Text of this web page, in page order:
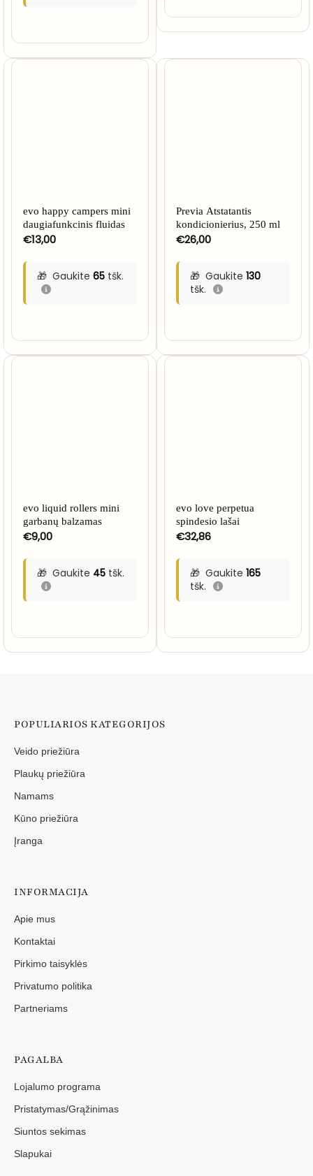
evo happy campers mini
daugiafunkcinis fluidas
€13,00
Gaukite 65tšk.
Previa Atstatantis
kondicionierius, 250 ml
€26,00
Gaukite 130
tšk.
evo liquid rollers mini
garbanų balzamas
€9,00
Gaukite 45tšk.
evo love perpetua
spindesio lašai
€32,86
Gaukite 165
tšk.
POPULIARIOS KATEGORIJOS
Veido priežiūra
Plaukų priežiūra
Namams
Kūno priežiūra
Įranga
INFORMACIJA
Apie mus
Kontaktai
Pirkimo taisyklės
Privatumo politika
Partneriams
PAGALBA
Lojalumo programa
Pristatymas/Grąžinimas
Siuntos sekimas
Slapukai